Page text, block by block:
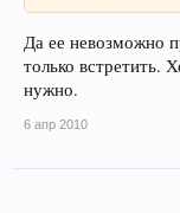
Да ее невозможно
только встретить.
нужно.
6 апр 2010